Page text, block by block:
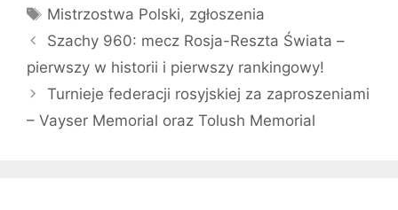
Tagi
Mistrzostwa Polski, zgłoszenia
Szachy 960: mecz Rosja-Reszta Świata –
pierwszy w historii i pierwszy rankingowy!
Turnieje federacji rosyjskiej za zaproszeniami
– Vayser Memorial oraz Tolush Memorial